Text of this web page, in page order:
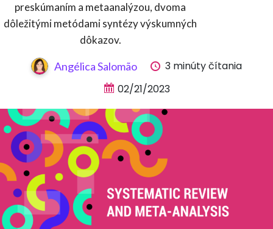
preskúmaním a metaanalýzou, dvoma
dôležitými metódami syntézy výskumných
dôkazov.
Angélica Salomão
3 minúty čítania
02/21/2023